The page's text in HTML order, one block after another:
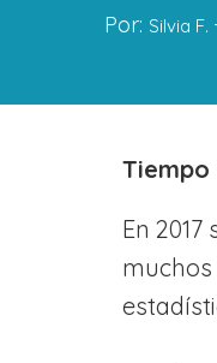
Por: Silvia F.
En